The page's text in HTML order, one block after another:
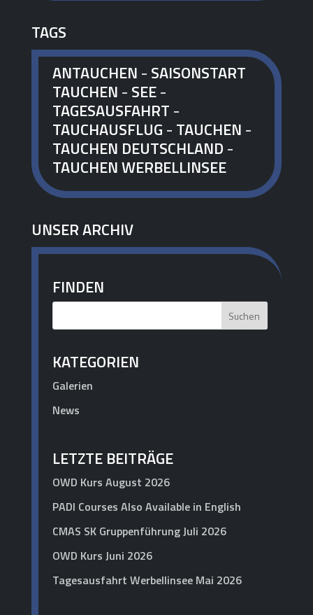
TAGS
ANTAUCHEN - SAISONSTART
TAUCHEN - SEE-
TAGESAUSFAHRT -
TAUCHAUSFLUG - TAUCHEN -
TAUCHEN DEUTSCHLAND -
TAUCHEN WERBELLINSEE
UNSER ARCHIV
FINDEN
KATEGORIEN
Galerien
News
LETZTE BEITRÄGE
OWD Kurs August 2026
PADI Courses Also Available in English
CMAS SK Gruppenführung Juli 2026
OWD Kurs Juni 2026
Tagesausfahrt Werbellinsee Mai 2026